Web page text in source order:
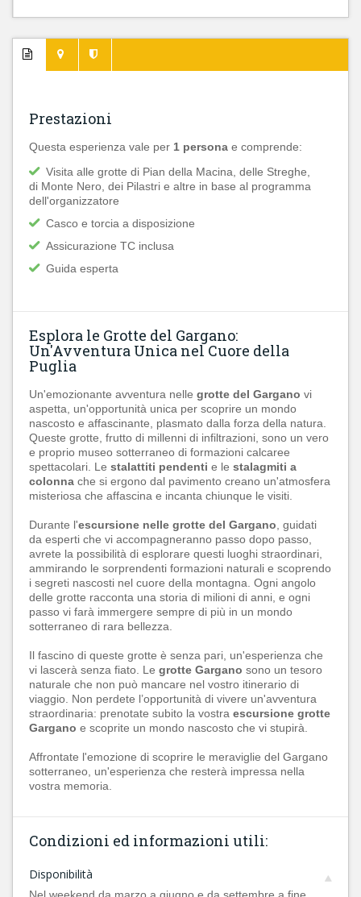
Prestazioni
Questa esperienza vale per 1 persona e comprende:
Visita alle grotte di Pian della Macina, delle Streghe,
di Monte Nero, dei Pilastri e altre in base al programma
dell'organizzatore
Casco e torcia a disposizione
Assicurazione TC inclusa
Guida esperta
Esplora le Grotte del Gargano:
Un'Avventura Unica nel Cuore della
Puglia
Un'emozionante avventura nelle grotte del Gargano vi
aspetta, un'opportunità unica per scoprire un mondo
nascosto e affascinante, plasmato dalla forza della natura.
Queste grotte, frutto di millenni di infiltrazioni, sono un vero
e proprio museo sotterraneo di formazioni calcaree
spettacolari. Le stalattiti pendenti e le stalagmiti a
colonna che si ergono dal pavimento creano un'atmosfera
misteriosa che affascina e incanta chiunque le visiti.
Durante l'escursione nelle grotte del Gargano , guidati
da esperti che vi accompagneranno passo dopo passo,
avrete la possibilità di esplorare questi luoghi straordinari,
ammirando le sorprendenti formazioni naturali e scoprendo
i segreti nascosti nel cuore della montagna. Ogni angolo
delle grotte racconta una storia di milioni di anni, e ogni
passo vi farà immergere sempre di più in un mondo
sotterraneo di rara bellezza.
Il fascino di queste grotte è senza pari, un'esperienza che
vi lascerà senza fiato. Le grotte Gargano sono un tesoro
naturale che non può mancare nel vostro itinerario di
viaggio. Non perdete l’opportunità di vivere un'avventura
straordinaria: prenotate subito la vostra escursione grotte
Gargano e scoprite un mondo nascosto che vi stupirà.
Affrontate l'emozione di scoprire le meraviglie del Gargano
sotterraneo, un'esperienza che resterà impressa nella
vostra memoria.
Condizioni ed informazioni utili:
Disponibilità